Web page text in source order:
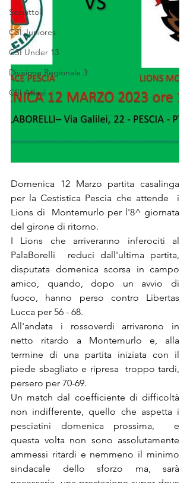
Scoiattoli
CSI Juniores
CSI Under 13
Divisione Regionale 3
CSI Allievi
Domenica 12 Marzo partita casalinga
per la Cestistica Pescia che attende  i
Lions di  Montemurlo per l'8^ giornata
del girone di ritorno.
I Lions che arriveranno inferociti al
PalaBorelli  reduci dall'ultima partita,
disputata domenica scorsa in campo
amico, quando, dopo un avvio di
fuoco, hanno perso contro Libertas
Lucca per 56 - 68.
All'andata i rossoverdi arrivarono in
netto ritardo a Montemurlo e, alla
termine di una partita iniziata con il
piede sbagliato e ripresa  troppo tardi,
persero per 70-69.
Un match dal coefficiente di difficoltà
non indifferente, quello che aspetta i
pesciatini domenica prossima,  e
questa volta non sono assolutamente
ammessi ritardi e nemmeno il minimo
sindacale dello sforzo ma, sarà